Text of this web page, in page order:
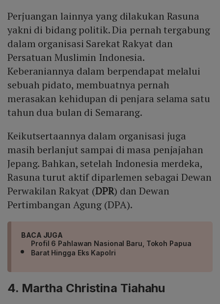
Perjuangan lainnya yang dilakukan Rasuna
yakni di bidang politik. Dia pernah tergabung
dalam organisasi Sarekat Rakyat dan
Persatuan Muslimin Indonesia.
Keberaniannya dalam berpendapat melalui
sebuah pidato, membuatnya pernah
merasakan kehidupan di penjara selama satu
tahun dua bulan di Semarang.
Keikutsertaannya dalam organisasi juga
masih berlanjut sampai di masa penjajahan
Jepang. Bahkan, setelah Indonesia merdeka,
Rasuna turut aktif diparlemen sebagai Dewan
Perwakilan Rakyat (DPR) dan Dewan
Pertimbangan Agung (DPA).
BACA JUGA
Profil 6 Pahlawan Nasional Baru, Tokoh Papua
Barat Hingga Eks Kapolri
4. Martha Christina Tiahahu